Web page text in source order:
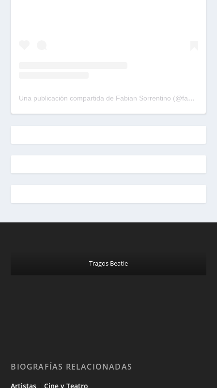
Una publicación compartida de Fabian Sorrentino (@fabiansonria)
Tragos Beatle
BIOGRAFÍAS RELACIONADAS
Artistas |Cine y Teatro